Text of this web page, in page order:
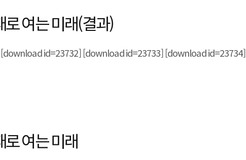
여는 미래(결과)
[download id=23732] [download id=23733] [download id=23734]
여는 미래